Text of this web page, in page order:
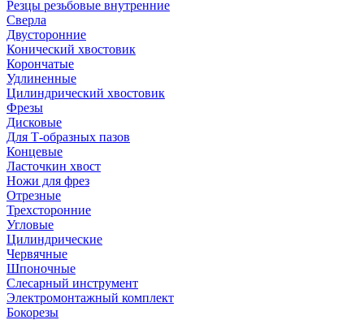
Резцы резьбовые внутренние
Сверла
Двусторонние
Конический хвостовик
Корончатые
Удлиненные
Цилиндрический хвостовик
Фрезы
Дисковые
Для Т-образных пазов
Концевые
Ласточкин хвост
Ножи для фрез
Отрезные
Трехсторонние
Угловые
Цилиндрические
Червячные
Шпоночные
Слесарный инструмент
Электромонтажный комплект
Бокорезы